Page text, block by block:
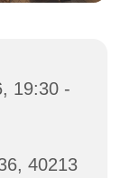
19:30 -
40213